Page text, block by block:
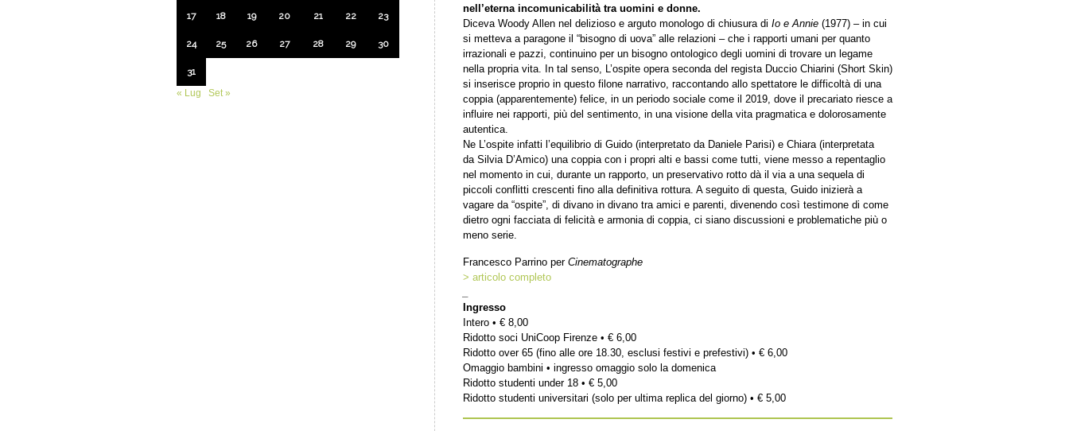
nell’eterna incomunicabilità tra uomini e donne.
Diceva Woody Allen nel delizioso e arguto monologo di chiusura di Io e Annie (1977) – in cui
si metteva a paragone il “bisogno di uova” alle relazioni – che i rapporti umani per quanto
irrazionali e pazzi, continuino per un bisogno ontologico degli uomini di trovare un legame
nella propria vita. In tal senso, L’ospite opera seconda del regista Duccio Chiarini (Short Skin)
si inserisce proprio in questo filone narrativo, raccontando allo spettatore le difficoltà di una
coppia (apparentemente) felice, in un periodo sociale come il 2019, dove il precariato riesce a
influire nei rapporti, più del sentimento, in una visione della vita pragmatica e dolorosamente
autentica.
Ne L’ospite infatti l’equilibrio di Guido (interpretato da Daniele Parisi) e Chiara (interpretata
da Silvia D’Amico) una coppia con i propri alti e bassi come tutti, viene messo a repentaglio
nel momento in cui, durante un rapporto, un preservativo rotto dà il via a una sequela di
piccoli conflitti crescenti fino alla definitiva rottura. A seguito di questa, Guido inizierà a
vagare da “ospite”, di divano in divano tra amici e parenti, divenendo così testimone di come
dietro ogni facciata di felicità e armonia di coppia, ci siano discussioni e problematiche più o
meno serie.
Francesco Parrino per Cinematographe
> articolo completo
Ingresso
Intero • € 8,00
Ridotto soci UniCoop Firenze • € 6,00
Ridotto over 65 (fino alle ore 18.30, esclusi festivi e prefestivi) • € 6,00
Omaggio bambini • ingresso omaggio solo la domenica
Ridotto studenti under 18 • € 5,00
Ridotto studenti universitari (solo per ultima replica del giorno) • € 5,00
17 18 19 20 21 22 23
24 25 26 27 28 29 30
31
« Lug
Set »